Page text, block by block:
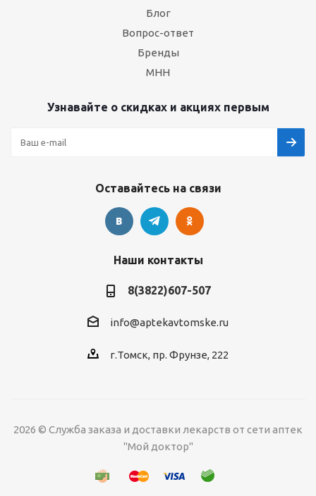
Блог
Вопрос-ответ
Бренды
МНН
Узнавайте о скидках и акциях первым
Оставайтесь на связи
Наши контакты
8(3822)607-507
info@aptekavtomske.ru
г.Томск, пр. Фрунзе, 222
2026 © Служба заказа и доставки лекарств от сети аптек
"Мой доктор"